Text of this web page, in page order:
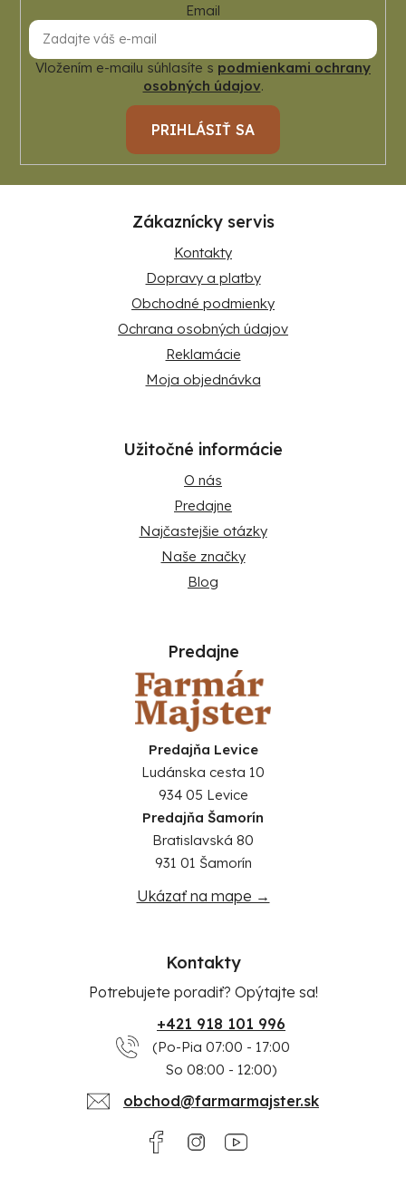
Email
Vložením e-mailu súhlasíte s podmienkami ochrany
osobných údajov.
PRIHLÁSIŤ SA
Zákaznícky servis
Kontakty
Dopravy a platby
Obchodné podmienky
Ochrana osobných údajov
Reklamácie
Moja objednávka
Užitočné informácie
O nás
Predajne
Najčastejšie otázky
Naše značky
Blog
Predajne
Predajňa Levice
Ludánska cesta 10
934 05 Levice
Predajňa Šamorín
Bratislavská 80
931 01 Šamorín
Ukázať na mape →
Kontakty
Potrebujete poradiť? Opýtajte sa!
+421 918 101 996
(Po-Pia 07:00 - 17:00
So 08:00 - 12:00)
obchod@farmarmajster.sk